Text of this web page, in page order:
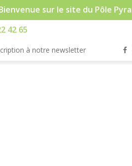
sur le site du Pôle
42 65
à notre newsletter